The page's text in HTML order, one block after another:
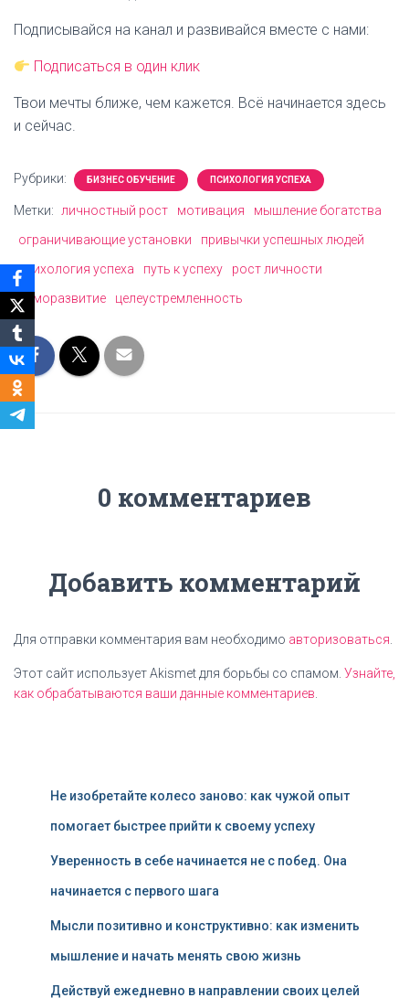
Подписывайся на канал и развивайся вместе с нами:
Подписаться в один клик
Твои мечты ближе, чем кажется. Всё начинается здесь
и сейчас.
Рубрики: БИЗНЕС ОБУЧЕНИЕ ПСИХОЛОГИЯ УСПЕХА
Метки: личностный рост мотивация
мышление богатства
ограничивающие установки
привычки успешных людей
психология успеха
путь к успеху
рост личности
саморазвитие
целеустремленность
0 комментариев
Добавить комментарий
Для отправки комментария вам необходимо авторизоваться
Этот сайт использует Akismet для борьбы со спамом. Узнайте,
как обрабатываются ваши данные комментариев
Не изобретайте колесо заново: как чужой опыт
помогает быстрее прийти к своему успеху
Уверенность в себе начинается не с побед. Она
начинается с первого шага
Мысли позитивно и конструктивно: как изменить
мышление и начать менять свою жизнь
Действуй ежедневно в направлении своих целей